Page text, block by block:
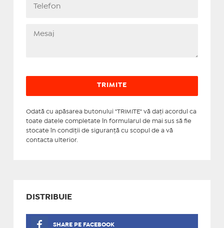
Odată cu apăsarea butonului "TRIMITE" vă daţi acordul ca
toate datele completate în formularul de mai sus să fie
stocate în condiţii de siguranţă cu scopul de a vă
contacta ulterior.
DISTRIBUIE
SHARE PE FACEBOOK